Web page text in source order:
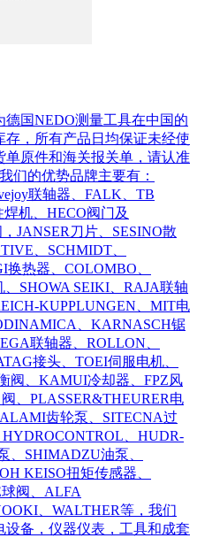
德国NEDO测量工具在中国的
，所有产品日均保证未经使
单原件和海关报关单，请认准
们的优势品牌主要有：
联轴器、FALK、TB
焊机、HECO阀门及
JANSER刀片、SESINO散
、SCHMIDT、
热器、COLOMBO、
SHOWA SEIKI、RAJA联轴
KUPPLUNGEN、MIT电
、KARNASCH锯
联轴器、ROLLON、
接头、TOEI伺服电机、
阀、KAMUI冷却器、FPZ风
、PLASSER&THEURER电
齿轮泵、SITECNA过
、HUDR-
、SHIMADZU油泵、
KEISO扭矩传感器、
阀、ALFA
、WALTHER等，我们
备，仪器仪表，工具和成套